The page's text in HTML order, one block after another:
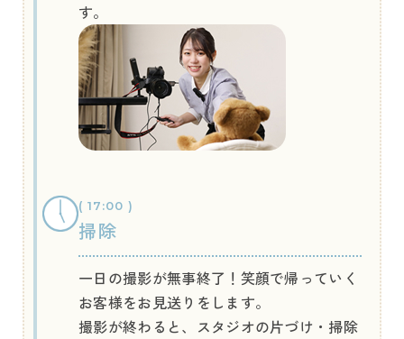
す。
( 17:00 )
掃除
一日の撮影が無事終了！笑顔で帰っていく
お客様をお見送りをします。
撮影が終わると、スタジオの片づけ・掃除